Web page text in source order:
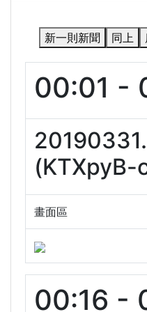
新一則新聞 同上
00:01 -
(KTXpyB-
畫面區
00:16 -